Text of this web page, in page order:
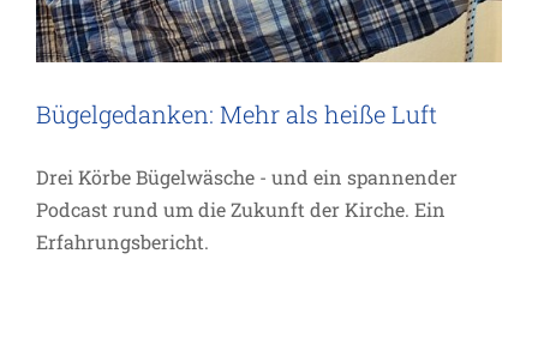
Bügelgedanken: Mehr als heiße Luft
Drei Körbe Bügelwäsche - und ein spannender
Podcast rund um die Zukunft der Kirche. Ein
Erfahrungsbericht.